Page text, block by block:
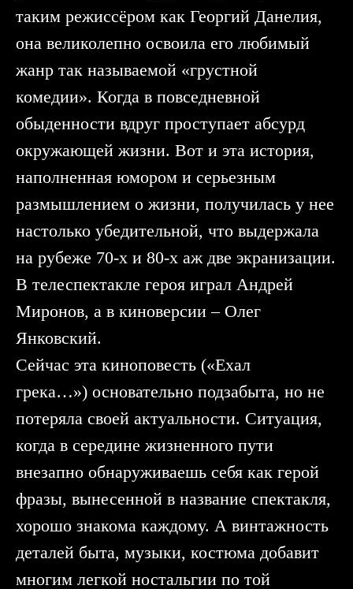
таким режиссёром как Георгий Данелия,
она великолепно освоила его любимый
жанр так называемой «грустной
комедии». Когда в повседневной
обыденности вдруг проступает абсурд
окружающей жизни. Вот и эта история,
наполненная юмором и серьезным
размышлением о жизни, получилась у нее
настолько убедительной, что выдержала
на рубеже 70-х и 80-х аж две экранизации.
В телеспектакле героя играл Андрей
Миронов, а в киноверсии – Олег
Янковский.
Сейчас эта киноповесть («Ехал
грека…») основательно подзабыта, но не
потеряла своей актуальности. Ситуация,
когда в середине жизненного пути
внезапно обнаруживаешь себя как герой
фразы, вынесенной в название спектакля,
хорошо знакома каждому. А винтажность
деталей быта, музыки, костюма добавит
многим легкой ностальгии по той